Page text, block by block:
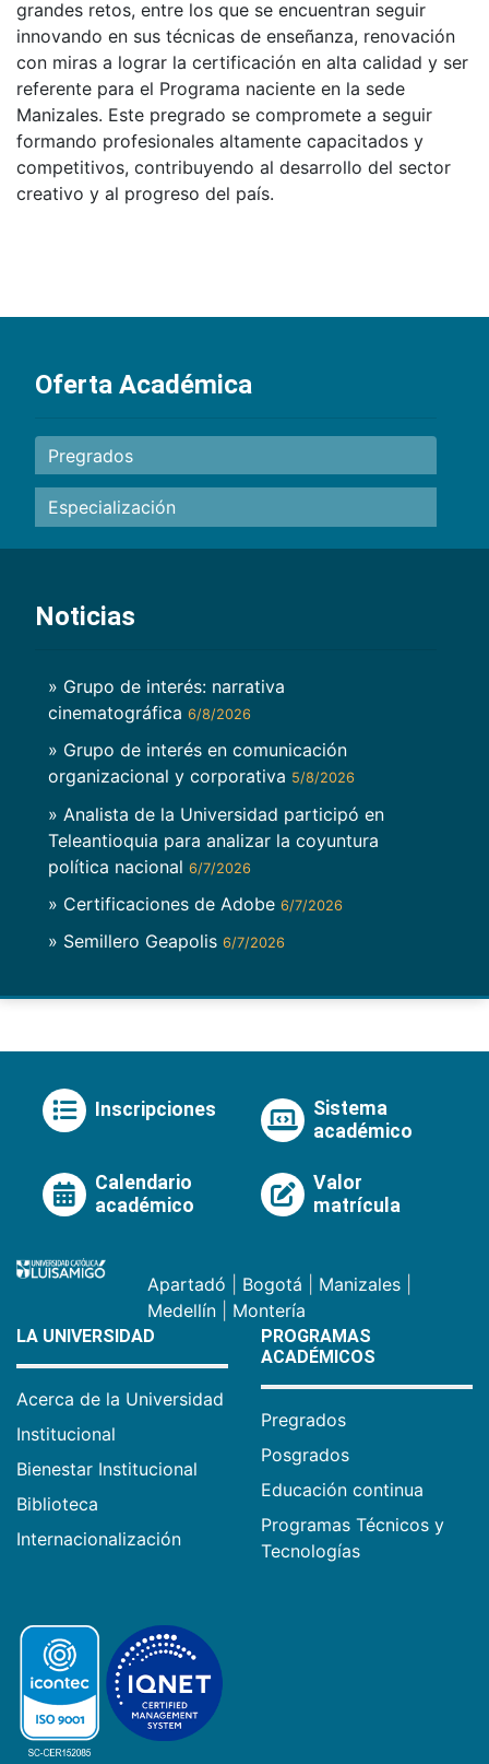
grandes retos, entre los que se encuentran seguir
innovando en sus técnicas de enseñanza, renovación
con miras a lograr la certificación en alta calidad y ser
referente para el Programa naciente en la sede
Manizales. Este pregrado se compromete a seguir
formando profesionales altamente capacitados y
competitivos, contribuyendo al desarrollo del sector
creativo y al progreso del país.
Oferta Académica
Pregrados
Especialización
Noticias
» Grupo de interés: narrativa
cinematográfica 6/8/2026
» Grupo de interés en comunicación
organizacional y corporativa 5/8/2026
» Analista de la Universidad participó en
Teleantioquia para analizar la coyuntura
política nacional 6/7/2026
» Certificaciones de Adobe 6/7/2026
» Semillero Geapolis 6/7/2026
Inscripciones
Sistema
académico
Calendario
académico
Valor
matrícula
Apartadó Bogotá Manizales
Medellín
Montería
LA UNIVERSIDAD
Acerca de la Universidad
Institucional
Bienestar Institucional
Biblioteca
Internacionalización
PROGRAMAS
ACADÉMICOS
Pregrados
Posgrados
Educación continua
Programas Técnicos y
Tecnologías